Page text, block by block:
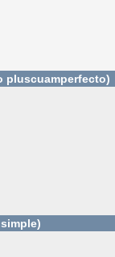
pluscuamperfecto)